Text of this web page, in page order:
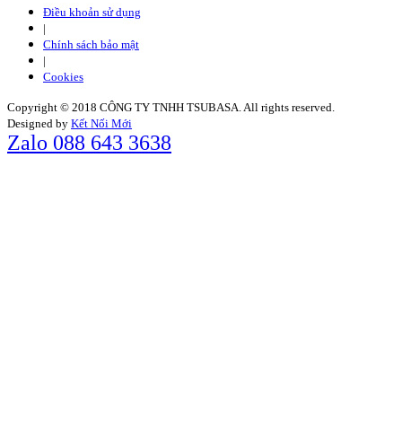
Điều khoản sử dụng
|
Chính sách bảo mật
|
Cookies
Copyright © 2018 CÔNG TY TNHH TSUBASA. All rights reserved.
Designed by Kết Nối Mới
Zalo 088 643 3638